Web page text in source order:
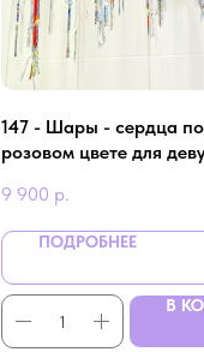
147 - Шары - сердца
розовом цвете для
9 900 р.
ПОДРОБНЕЕ
В